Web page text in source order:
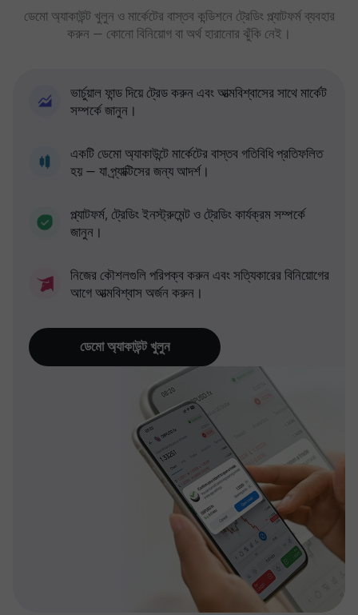
ডেমো অ্যাকাউন্ট খুলুন ও মার্কেটের বাস্তব কন্ডিশনে ট্রেডিং প্ল্যাটফর্ম ব্যবহার
করুন — কোনো বিনিয়োগ বা অর্থ হারানোর ঝুঁকি নেই।
ভার্চুয়াল ফান্ড দিয়ে ট্রেড করুন এবং আত্মবিশ্বাসের সাথে মার্কেট
সম্পর্কে জানুন।
একটি ডেমো অ্যাকাউন্টে মার্কেটের বাস্তব গতিবিধি প্রতিফলিত
হয় — যা প্র্যাক্টিসের জন্য আদর্শ।
প্ল্যাটফর্ম, ট্রেডিং ইনস্ট্রুমেন্ট ও ট্রেডিং কার্যক্রম সম্পর্কে
জানুন।
নিজের কৌশলগুলি পরিপক্ব করুন এবং সত্যিকারের বিনিয়োগের
আগে আত্মবিশ্বাস অর্জন করুন।
ডেমো অ্যাকাউন্ট খুলুন